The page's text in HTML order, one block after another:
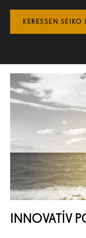
KERESSEN SEIKO
INNOVATÍV